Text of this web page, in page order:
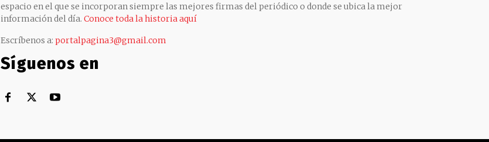
espacio en el que se incorporan siempre las mejores firmas del periódico o donde se ubica la mejor
información del día. Conoce toda la historia aquí
Escríbenos a: portalpagina3@gmail.com
Síguenos en